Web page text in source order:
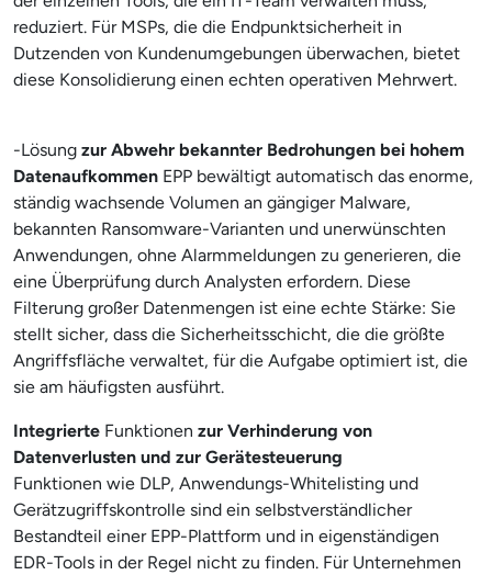
reduziert. Für MSPs, die die Endpunktsicherheit in
Dutzenden von Kundenumgebungen überwachen, bietet
diese Konsolidierung einen echten operativen Mehrwert.
-Lösung zur Abwehr bekannter Bedrohungen bei hohem
Datenaufkommen EPP bewältigt automatisch das enorme,
ständig wachsende Volumen an gängiger Malware,
bekannten Ransomware-Varianten und unerwünschten
Anwendungen, ohne Alarmmeldungen zu generieren, die
eine Überprüfung durch Analysten erfordern. Diese
Filterung großer Datenmengen ist eine echte Stärke: Sie
stellt sicher, dass die Sicherheitsschicht, die die größte
Angriffsfläche verwaltet, für die Aufgabe optimiert ist, die
sie am häufigsten ausführt.
Integrierte Funktionen zur Verhinderung von
Datenverlusten und zur Gerätesteuerung
Funktionen wie DLP, Anwendungs-Whitelisting und
Gerätzugriffskontrolle sind ein selbstverständlicher
Bestandteil einer EPP-Plattform und in eigenständigen
EDR-Tools in der Regel nicht zu finden. Für Unternehmen